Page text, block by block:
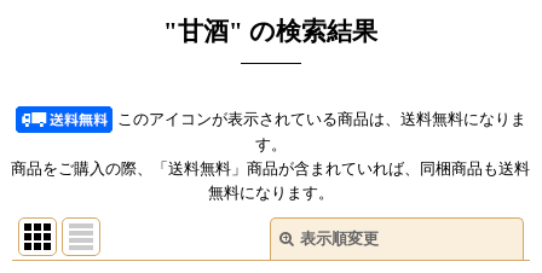
"甘酒" の検索結果
このアイコンが表示されている商品は、送料無料になりま
す。
商品をご購入の際、「送料無料」商品が含まれていれば、同梱商品も送料
無料になります。
表示順変更